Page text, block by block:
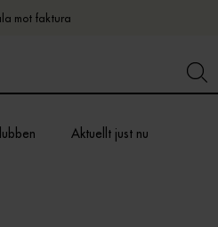
mot faktura
Aktuellt just nu